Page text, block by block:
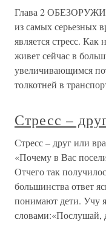
Глава 2
из самых серьезных
является стресс.
живет сейчас в
увеличивающимся
толкотней в
Стресс –
Стресс – друг или
«Почему в Вас
Отчего так
большинства ответ
понимают дети. Учу
словами:«Послушай,